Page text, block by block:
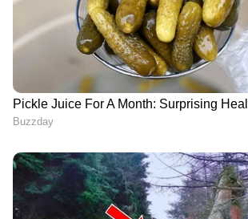
കള്ളുഷാപ്പുകൾക്ക് ഇനി മുതൽ
ഭക്ഷ്യസുരക്ഷ ലൈസൻസ്